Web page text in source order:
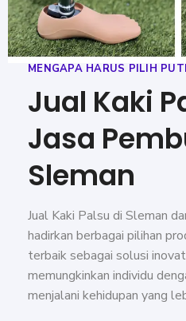
MENGAPA HARUS PILIH
Jual Kaki
Jasa
Sleman
Jual Kaki Palsu di Sleman
hadirkan berbagai pilihan
terbaik sebagai solusi
memungkinkan individu
menjalani kehidupan yang